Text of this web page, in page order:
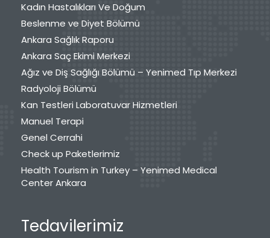
Kadın Hastalıkları Ve Doğum
Beslenme ve Diyet Bölümü
Ankara Sağlık Raporu
Ankara Saç Ekimi Merkezi
Ağız ve Diş Sağlığı Bölümü – Yenimed Tıp Merkezi
Radyoloji Bölümü
Kan Testleri Laboratuvar Hizmetleri
Manuel Terapi
Genel Cerrahi
Check up Paketlerimiz
Health Tourism in Turkey – Yenimed Medical
Center Ankara
Tedavilerimiz